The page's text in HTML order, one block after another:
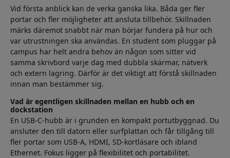
Vid första anblick kan de verka ganska lika. Båda ger fler
portar och fler möjligheter att ansluta tillbehör. Skillnaden
märks däremot snabbt när man börjar fundera på hur och
var utrustningen ska användas. En student som pluggar på
campus har helt andra behov än någon som sitter vid
samma skrivbord varje dag med dubbla skärmar, nätverk
och extern lagring. Därför är det viktigt att förstå skillnaden
innan man bestämmer sig.
Vad är egentligen skillnaden mellan en hubb och en
dockstation
En USB-C-hubb är i grunden en kompakt portutbyggnad. Du
ansluter den till datorn eller surfplattan och får tillgång till
fler portar som USB-A, HDMI, SD-kortläsare och ibland
Ethernet. Fokus ligger på flexibilitet och portabilitet.